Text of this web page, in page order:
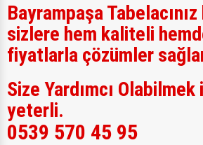
Bayrampaşa
sizlere hem kaliteli
fiyatlarla çözümler
Size Yardımcı Olabilmek
yeterli.
0539 570 45 95